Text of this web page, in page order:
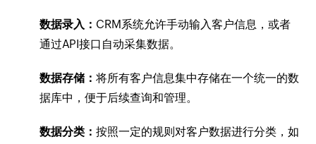
数据录入： CRM系统允许手动输入客户信息，或者
通过API接口自动采集数据。
数据存储：将所有客户信息集中存储在一个统一的数
据库中，便于后续查询和管理。
数据分类：按照一定的规则对客户数据进行分类，如